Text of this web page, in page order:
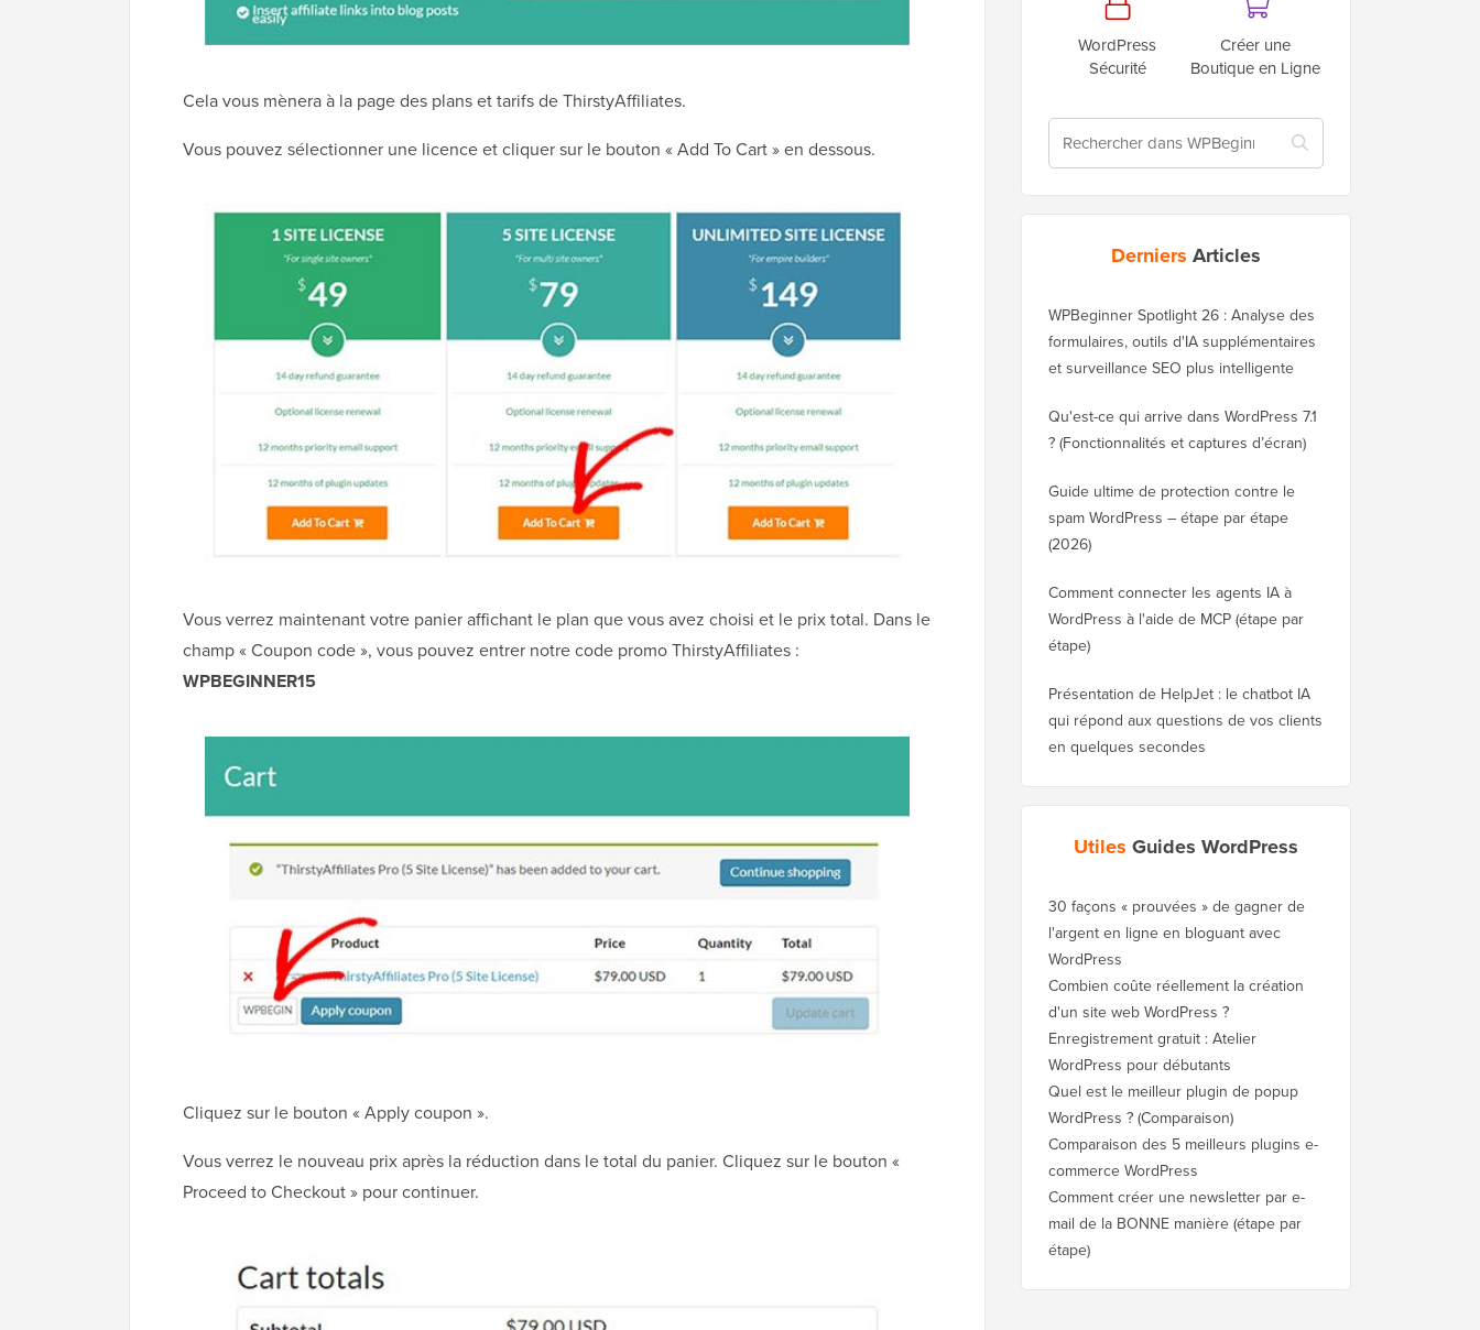
Cela vous mènera à la page des plans et tarifs de ThirstyAffiliates.
Vous pouvez sélectionner une licence et cliquer sur le bouton « Add To Cart » en dessous.
Vous verrez maintenant votre panier affichant le plan que vous avez choisi et le prix total. Dans le
champ « Coupon code », vous pouvez entrer notre code promo ThirstyAffiliates :
WPBEGINNER15
Cliquez sur le bouton « Apply coupon ».
Vous verrez le nouveau prix après la réduction dans le total du panier. Cliquez sur le bouton «
Proceed to Checkout » pour continuer.
WordPress
Sécurité
Créer une
Boutique en Ligne
Derniers Articles
WPBeginner Spotlight 26 : Analyse des
formulaires, outils d'IA supplémentaires
et surveillance SEO plus intelligente
Qu'est-ce qui arrive dans WordPress 7.1
? (Fonctionnalités et captures d’écran)
Guide ultime de protection contre le
spam WordPress – étape par étape
(2026)
Comment connecter les agents IA à
WordPress à l'aide de MCP (étape par
étape)
Présentation de HelpJet : le chatbot IA
qui répond aux questions de vos clients
en quelques secondes
Utiles Guides WordPress
30 façons « prouvées » de gagner de
l'argent en ligne en bloguant avec
WordPress
Combien coûte réellement la création
d'un site web WordPress ?
Enregistrement gratuit : Atelier
WordPress pour débutants
Quel est le meilleur plugin de popup
WordPress ? (Comparaison)
Comparaison des 5 meilleurs plugins e-
commerce WordPress
Comment créer une newsletter par e-
mail de la BONNE manière (étape par
étape)